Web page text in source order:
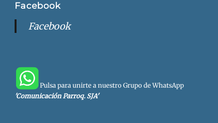
Facebook
Facebook
Pulsa para unirte a nuestro Grupo de WhatsApp
'Comunicación Parroq. SJA'